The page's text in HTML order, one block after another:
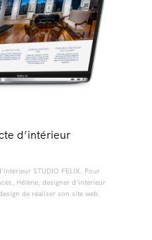
d’intérieur
STUDIO FELIX. Pour
Hélène, designer d’intérieur
de réaliser son site web.